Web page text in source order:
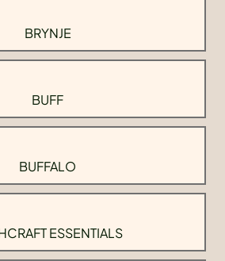
BRYNJE
BUFF
BUFFALO
ESSENTIALS